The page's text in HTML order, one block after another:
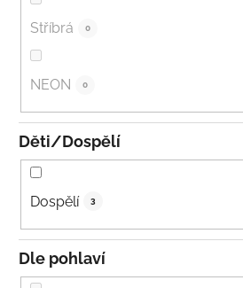
Stříbrá 0
NEON 0
Děti/Dospělí
Dospělí 3
Dle pohlaví